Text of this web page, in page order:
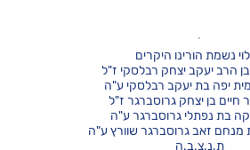
נשמת הורינו היקרים
הרב יעקב יצחק רבלסקי ז"ל
יפה בת יעקב רבלסקי ע"ה
חיים בן יצחק גרוסברגר ז"ל
בת נפתלי גרוסברגר ע"ה
זאב גרוסברגר שוורץ ע"ה
ת.נ.צ.ב.ה